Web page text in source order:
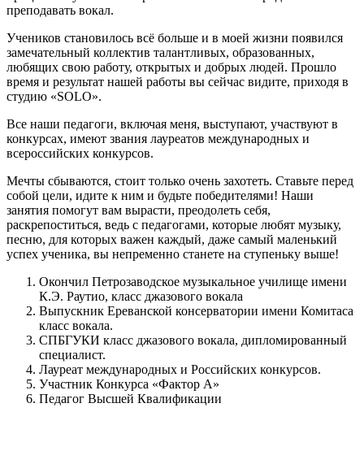
преподавать вокал.
Учеников становилось всё больше и в моей жизни появился
замечательный коллектив талантливых, образованных,
любящих свою работу, открытых и добрых людей. Прошло
время и результат нашей работы вы сейчас видите, приходя в
студию «SOLO».
Все наши педагоги, включая меня, выступают, участвуют в
конкурсах, имеют звания лауреатов международных и
всероссийских конкурсов.
Мечты сбываются, стоит только очень захотеть. Ставьте перед
собой цели, идите к ним и будьте победителями! Наши
занятия помогут вам вырасти, преодолеть себя,
раскрепоститься, ведь с педагогами, которые любят музыку,
песню, для которых важен каждый, даже самый маленький
успех ученика, вы непременно станете на ступеньку выше!
Окончил Петрозаводское музыкальное училище имени
К.Э. Раутио, класс джазового вокала
Выпускник Ереванской консерватории имени Комитаса
класс вокала.
СПБГУКИ класс джазового вокала, дипломированный
специалист.
Лауреат международных и Российских конкурсов.
Участник Конкурса «Фактор А»
Педагог Высшей Квалификации